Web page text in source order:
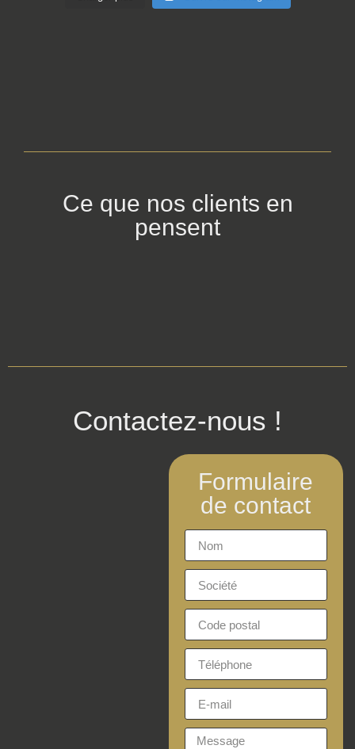
Ce que nos clients en
pensent
Contactez-nous !
Formulaire
de contact